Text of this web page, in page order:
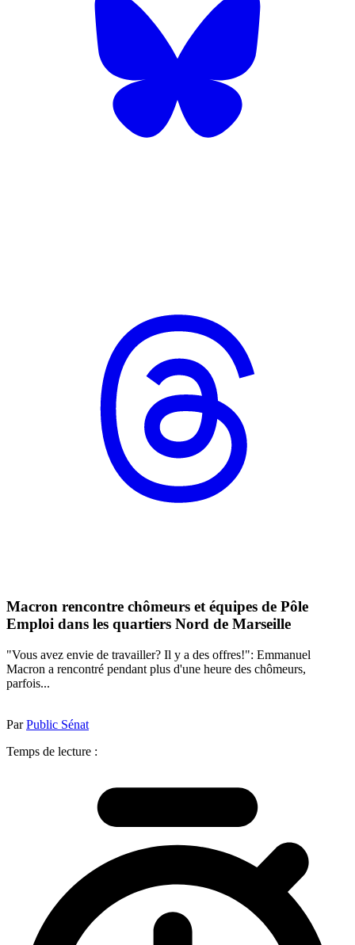
Macron rencontre chômeurs et équipes de Pôle
Emploi dans les quartiers Nord de Marseille
"Vous avez envie de travailler? Il y a des offres!": Emmanuel
Macron a rencontré pendant plus d'une heure des chômeurs,
parfois...
ParPublic Sénat
Temps de lecture :